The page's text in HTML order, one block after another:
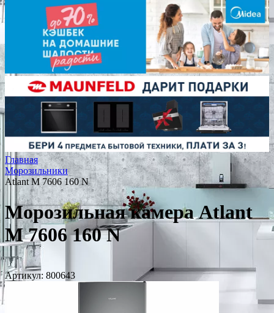
Главная
Морозильники
Atlant М 7606 160 N
Морозильная камера Atlant
М 7606 160 N
Артикул: 800643